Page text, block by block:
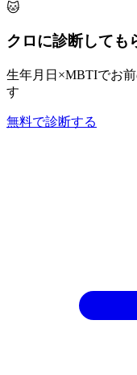
🐱
クロに診断しても
生年月日×MBTIでお
す
無料で診断する